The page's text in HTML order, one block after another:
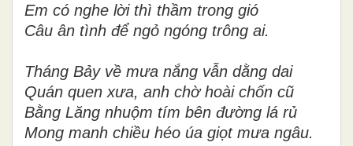
Em có nghe lời thì thầm trong gió
Câu ân tình để ngỏ ngóng trông ai.
Tháng Bảy về mưa nắng vẫn dằng dai
Quán quen xưa, anh chờ hoài chốn cũ
Bằng Lăng nhuộm tím bên đường lá rủ
Mong manh chiều héo úa giọt mưa ngâu.